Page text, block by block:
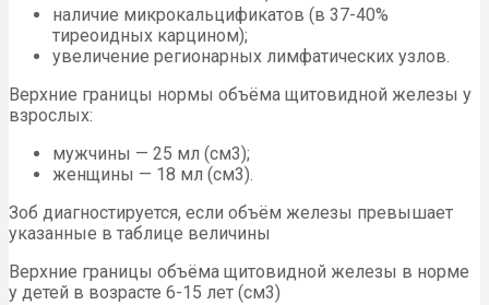
наличие микрокальцификатов (в 37-40%
тиреоидных карцином);
увеличение регионарных лимфатических узлов.
Верхние границы нормы объёма щитовидной железы у
взрослых:
мужчины — 25 мл (см3);
женщины — 18 мл (см3).
Зоб диагностируется, если объём железы превышает
указанные в таблице величины
Верхние границы объёма щитовидной железы в норме
у детей в возрасте 6-15 лет (см3)